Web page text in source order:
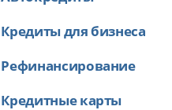
Кредиты для бизнеса
Рефинансирование
Кредитные карты